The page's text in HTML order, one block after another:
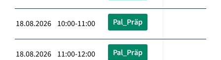
18.08.2026 10:00-11:00 Pal_Präp
18.08.2026 11:00-12:00 Pal_Präp